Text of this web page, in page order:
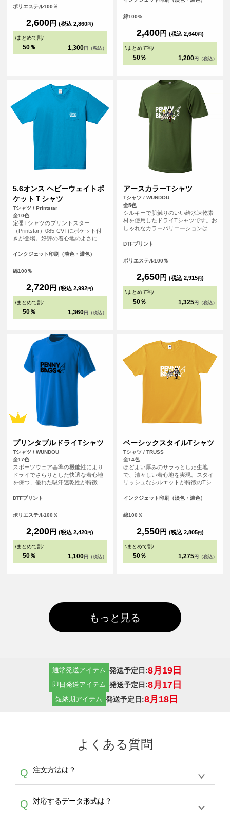
快適に体を動かすことのできる必須
シャツです｡
ポリエステル100％
2,600円 (税込 2,860円)
\まとめて割/
50％ 1,300 円（税込）
すすめです！
綿100%
2,400円 (税込 2,640円)
\まとめて割/
50％ 1,200 円（税込）
5.6オンス ヘビーウェイトポ
ケットＴシャツ
Tシャツ / Printstar
全10色
定番Tシャツのプリントスター
（Printstar）085-CVTにポケット付
きが登場。好評の着心地のよさに加
にブラッシュアップ。ポケットにオ
入れればグッとおしゃれになりま
インクジェット印刷（淡色・濃色）
綿100％
2,720円 (税込 2,992円)
\まとめて割/
50％ 1,360 円（税込）
アースカラーTシャツ
Tシャツ / WUNDOU
全5色
シルキーで肌触りのいい給水速乾素
材を使用したドライTシャツです。お
しゃれなカラーバリエーションは、
普段使いのTシャツとしてもおすすめ
DTFプリント
ポリエステル100％
2,650円 (税込 2,915円)
\まとめて割/
50％ 1,325 円（税込）
プリンタブルドライTシャツ
Tシャツ / WUNDOU
全17色
スポーツウェア基準の機能性により
ドライでさらりとした快適な着心地
を保つ、優れた吸汗速乾性が特徴の
ような滑らかな生地感で肌触りも魅
ほどの心地よさは、アクティブシー
段使いにもぴったりです。
DTFプリント
ポリエステル100％
2,200円 (税込 2,420円)
\まとめて割/
50％ 1,100 円（税込）
ベーシックスタイルTシャツ
Tシャツ / TRUSS
全14色
ほどよい厚みのサラっとした生地
で、清々しい着心地を実現。スタイ
リッシュなシルエットが特徴のTシャ
インクジェット印刷（淡色・濃色）
綿100％
2,550円 (税込 2,805円)
\まとめて割/
50％ 1,275 円（税込）
もっと見る
通常発送アイテム 発送予定日:8月19日
即日発送アイテム 発送予定日:8月17日
短納期アイテム 発送予定日:8月18日
よくある質問
Q 注文方法は？
A
生産にて承っております。デザインツールから
デザインの作成から決済まで完了できます。
Q 対応するデータ形式は？